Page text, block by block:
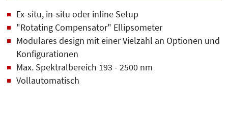
Ex-situ, in-situ oder inline Setup
"Rotating Compensator" Ellipsometer
Modulares design mit einer Vielzahl an Optionen und
Konfigurationen
Max. Spektralbereich 193 - 2500 nm
Vollautomatisch